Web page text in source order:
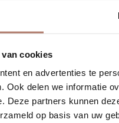
cookies
en advertenties te
Ook delen we informatie
Deze partners kunnen
op basis van uw